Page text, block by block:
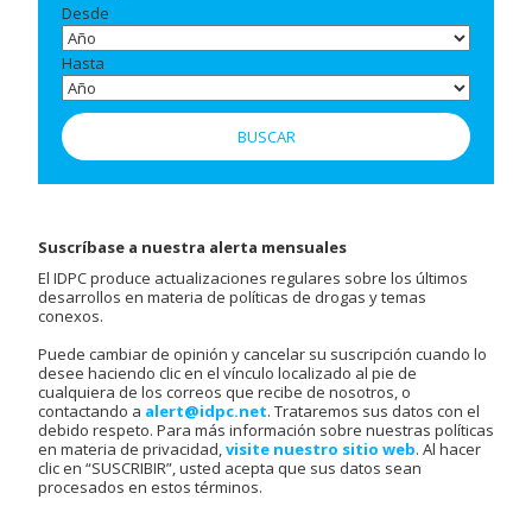
Desde
Hasta
Suscríbase a nuestra alerta mensuales
El IDPC produce actualizaciones regulares sobre los últimos
desarrollos en materia de políticas de drogas y temas
conexos.
Puede cambiar de opinión y cancelar su suscripción cuando lo
desee haciendo clic en el vínculo localizado al pie de
cualquiera de los correos que recibe de nosotros, o
contactando a alert@idpc.net. Trataremos sus datos con el
debido respeto. Para más información sobre nuestras políticas
en materia de privacidad,visite nuestro sitio web. Al hacer
clic en “SUSCRIBIR”, usted acepta que sus datos sean
procesados en estos términos.